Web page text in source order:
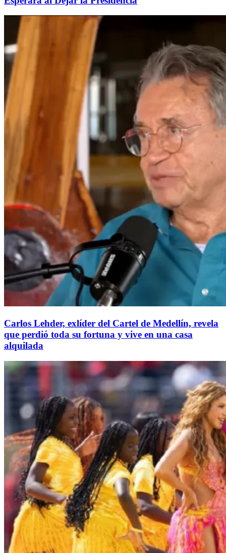
Carlos Lehder, exlíder del Cartel de Medellín, revela
que perdió toda su fortuna y vive en una casa
alquilada